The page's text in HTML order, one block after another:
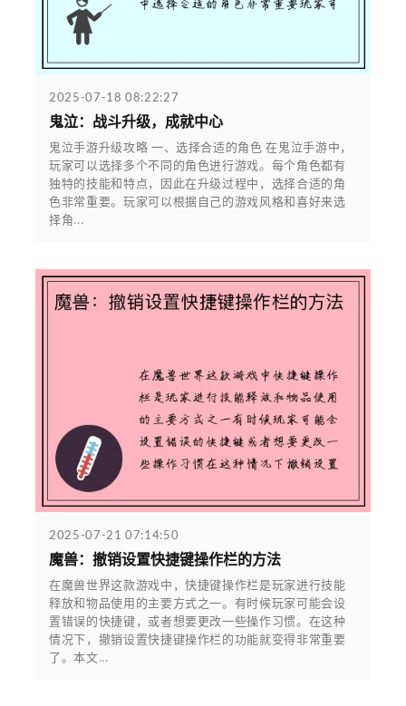
2025-07-18 08:22:27
鬼泣：战斗升级，成就中心
鬼泣手游升级攻略 一、选择合适的角色 在鬼泣手游中，
玩家可以选择多个不同的角色进行游戏。每个角色都有
独特的技能和特点，因此在升级过程中，选择合适的角
色非常重要。玩家可以根据自己的游戏风格和喜好来选
择角...
2025-07-21 07:14:50
魔兽：撤销设置快捷键操作栏的方法
在魔兽世界这款游戏中，快捷键操作栏是玩家进行技能
释放和物品使用的主要方式之一。有时候玩家可能会设
置错误的快捷键，或者想要更改一些操作习惯。在这种
情况下，撤销设置快捷键操作栏的功能就变得非常重要
了。本文...